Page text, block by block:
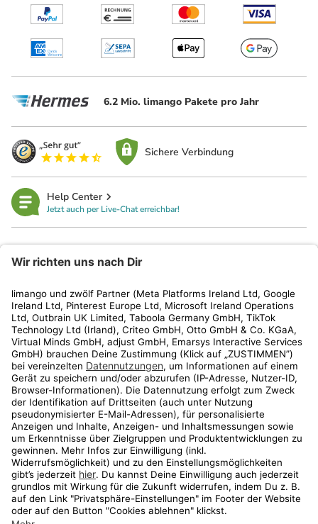
6.2 Mio. limango Pakete pro Jahr
Sichere Verbindung
Help Center
Jetzt auch per Live-Chat erreichbar!
Kundenservice
Shop
Aktionen
Travel